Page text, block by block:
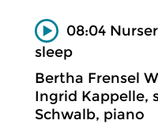
08:04
sleep
Bertha Frensel
Ingrid Kappelle,
Schwalb, piano